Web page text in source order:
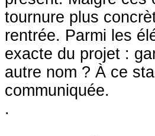
tournure plus
rentrée. Parmi les
exacte du projet :
autre nom ? À ce
communiquée.
.